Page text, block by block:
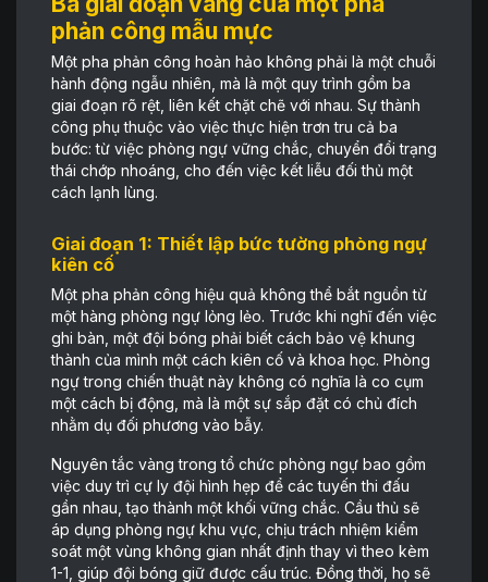
phản công mẫu mực
Một pha phản công hoàn hảo không phải là một chuỗi
hành động ngẫu nhiên, mà là một quy trình gồm ba
giai đoạn rõ rệt, liên kết chặt chẽ với nhau. Sự thành
công phụ thuộc vào việc thực hiện trơn tru cả ba
bước: từ việc phòng ngự vững chắc, chuyển đổi trạng
thái chớp nhoáng, cho đến việc kết liễu đối thủ một
cách lạnh lùng.
Giai đoạn 1: Thiết lập bức tường phòng ngự
kiên cố
Một pha phản công hiệu quả không thể bắt nguồn từ
một hàng phòng ngự lỏng lẻo. Trước khi nghĩ đến việc
ghi bàn, một đội bóng phải biết cách bảo vệ khung
thành của mình một cách kiên cố và khoa học. Phòng
ngự trong chiến thuật này không có nghĩa là co cụm
một cách bị động, mà là một sự sắp đặt có chủ đích
nhằm dụ đối phương vào bẫy.
Nguyên tắc vàng trong tổ chức phòng ngự bao gồm
việc duy trì cự ly đội hình hẹp để các tuyến thi đấu
gần nhau, tạo thành một khối vững chắc. Cầu thủ sẽ
áp dụng phòng ngự khu vực, chịu trách nhiệm kiểm
soát một vùng không gian nhất định thay vì theo kèm
1-1, giúp đội bóng giữ được cấu trúc. Đồng thời, họ sẽ